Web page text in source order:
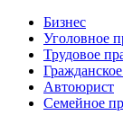
Бизнес
Уголовное
Трудовое
Автоюрист
Семейное